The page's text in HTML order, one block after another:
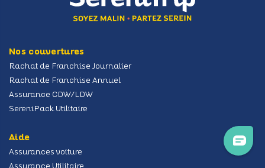
Nos couvertures
Rachat de Franchise Journalier
Rachat de Franchise Annuel
Assurance CDW/LDW
SereniPack Utilitaire
Aide
Assurances voiture
Assurance Utilitaire